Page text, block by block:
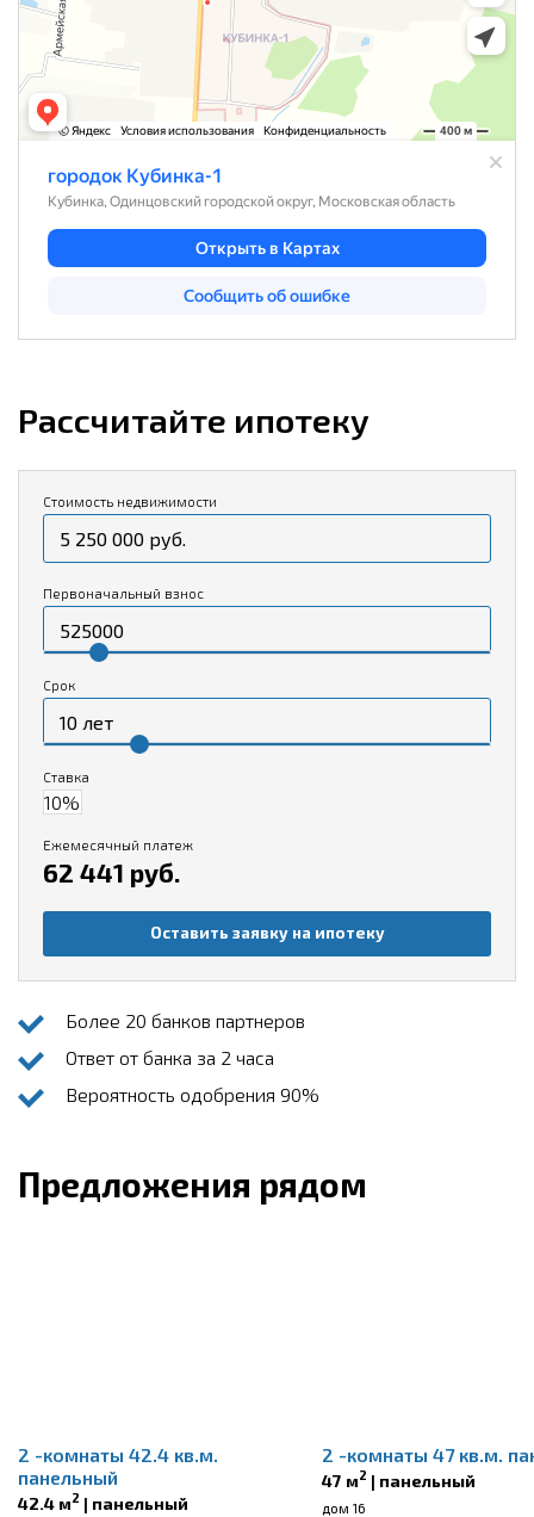
Рассчитайте ипотеку
Стоимость недвижимости
Первоначальный взнос
Срок
Ставка
Ежемесячный платеж
62 441 руб.
Оставить заявку на ипотеку
Более 20 банков партнеров
Ответ от банка за 2 часа
Вероятность одобрения 90%
Предложения рядом
2 -комнаты 42.4 кв.м.
панельный
42.4 м2 | панельный
2 -комнаты 47 кв.м.
47 м2 | панельный
дом 16